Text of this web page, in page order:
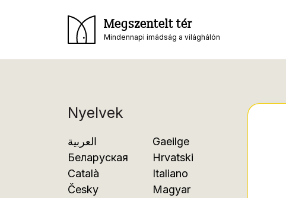
Megszentelt tér
Mindennapi imádság a világhálón
Nyelvek
العربية
Беларуская
Català
Česky
Gaeilge
Hrvatski
Italiano
Magyar